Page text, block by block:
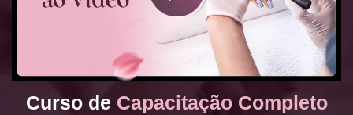
Curso de Capacitação Completo